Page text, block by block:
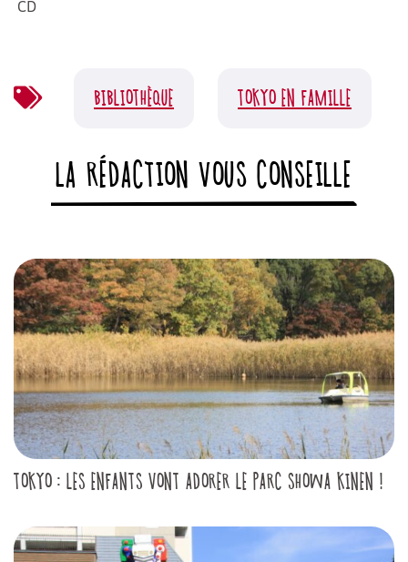
CD
BIBLIOTHÈQUE TOKYO EN FAMILLE
LA RÉDACTION VOUS CONSEILLE
TOKYO : LES ENFANTS VONT ADORER LE PARC SHOWA KINEN !